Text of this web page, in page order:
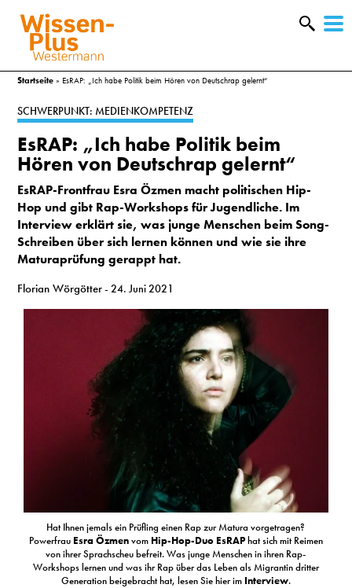
Startseite » EsRAP: „Ich habe Politik beim Hören von Deutschrap gelernt“
SCHWERPUNKT: MEDIENKOMPETENZ
EsRAP: „Ich habe Politik beim
Hören von Deutschrap gelernt“
EsRAP-Frontfrau Esra Özmen macht politischen Hip-
Hop und gibt Rap-Workshops für Jugendliche. Im
Interview erklärt sie, was junge Menschen beim Song-
Schreiben über sich lernen können und wie sie ihre
Maturaprüfung gerappt hat.
Florian Wörgötter- 24. Juni 2021
Hat Ihnen jemals ein Prüfling einen Rap zur Matura vorgetragen?
Powerfrau Esra Özmenvom Hip-Hop-Duo EsRAPhat sich mit Reimen
von ihrer Sprachscheu befreit. Was junge Menschen in ihren Rap-
Workshops lernen und was ihr Rap über das Leben als Migrantin dritter
Generation beigebracht hat, lesen Sie hier im Interview.